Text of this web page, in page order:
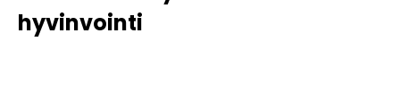
hyvinvointi